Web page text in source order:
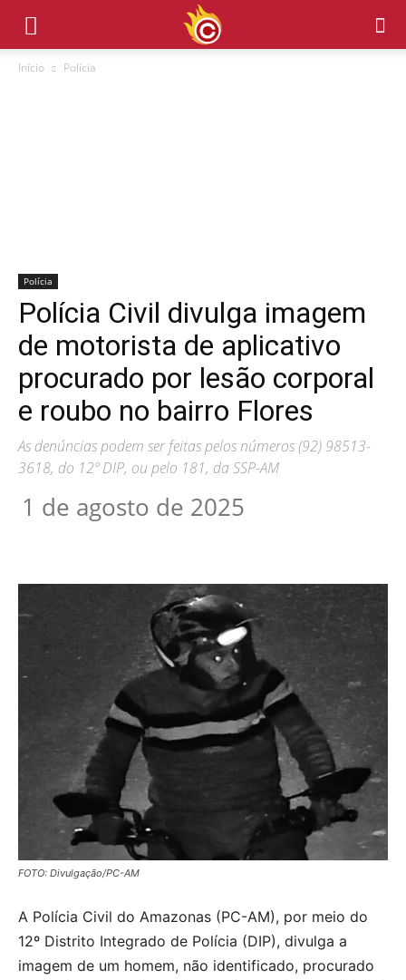
Início Polícia
Polícia
Polícia Civil divulga imagem
de motorista de aplicativo
procurado por lesão corporal
e roubo no bairro Flores
As denúncias podem ser feitas pelos números (92) 98513-
3618, do 12º DIP, ou pelo 181, da SSP-AM
1 de agosto de 2025
FOTO: Divulgação/PC-AM
A Polícia Civil do Amazonas (PC-AM), por meio do
12º Distrito Integrado de Polícia (DIP), divulga a
imagem de um homem, não identificado, procurado